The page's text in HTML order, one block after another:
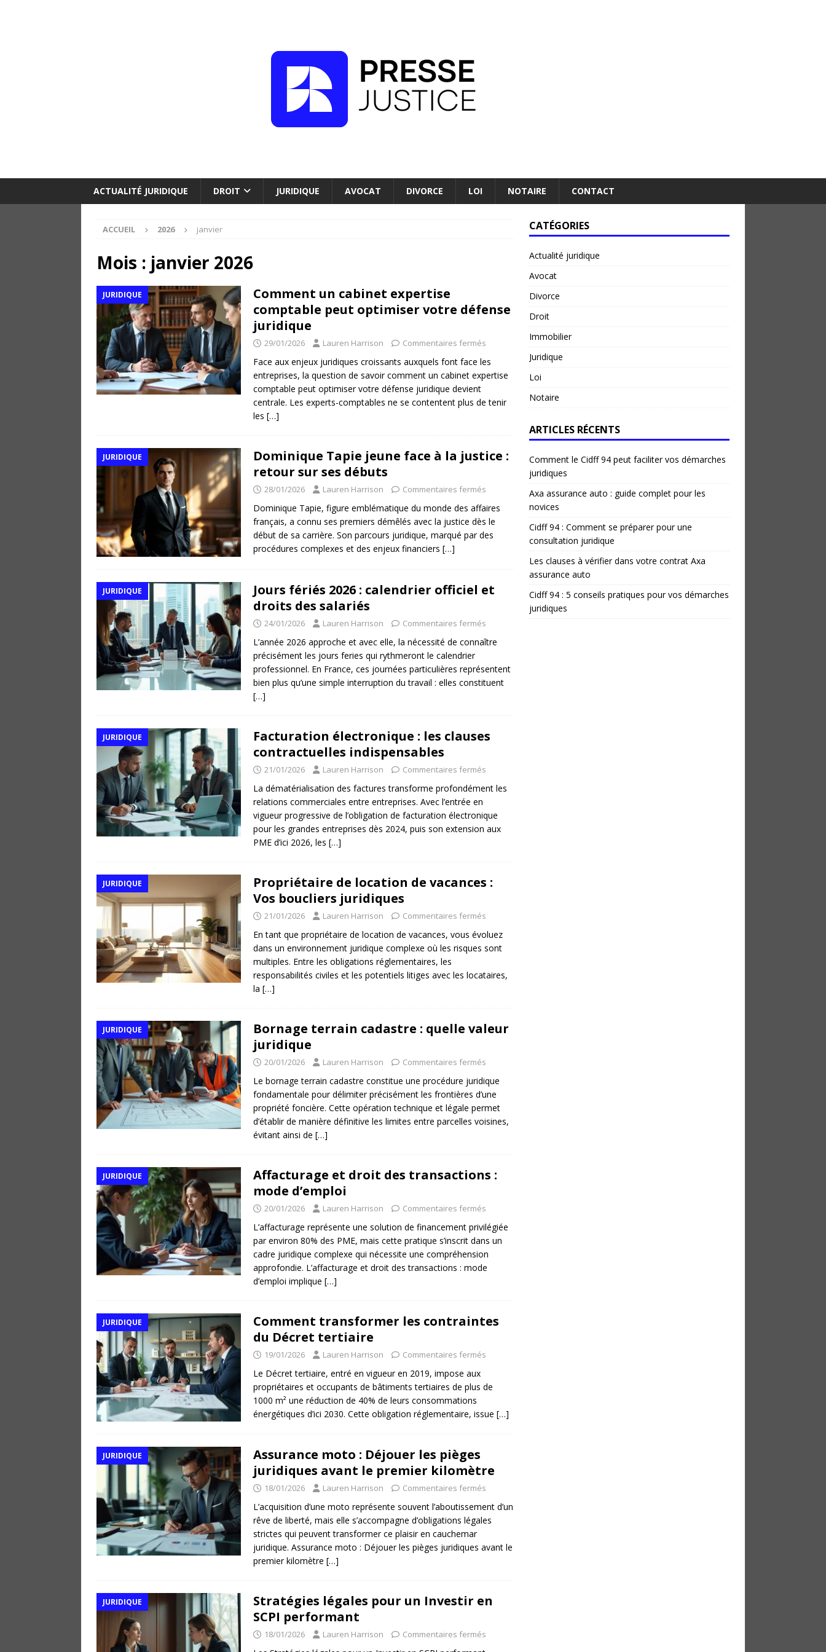
ACTUALITÉ JURIDIQUE DROIT JURIDIQUE AVOCAT DIVORCE LOI NOTAIRE CONTACT
ACCUEIL 2026 janvier
Mois : janvier 2026
JURIDIQUE
Comment un cabinet expertise
comptable peut optimiser votre défense
juridique
29/01/2026 Lauren Harrison Commentaires fermés
Face aux enjeux juridiques croissants auxquels font face les
entreprises, la question de savoir comment un cabinet expertise
comptable peut optimiser votre défense juridique devient
centrale. Les experts-comptables ne se contentent plus de tenir
les […]
JURIDIQUE
Dominique Tapie jeune face à la justice :
retour sur ses débuts
28/01/2026 Lauren Harrison Commentaires fermés
Dominique Tapie, figure emblématique du monde des affaires
français, a connu ses premiers démêlés avec la justice dès le
début de sa carrière. Son parcours juridique, marqué par des
procédures complexes et des enjeux financiers […]
JURIDIQUE
Jours fériés 2026 : calendrier officiel et
droits des salariés
24/01/2026 Lauren Harrison Commentaires fermés
L’année 2026 approche et avec elle, la nécessité de connaître
précisément les jours feries qui rythmeront le calendrier
professionnel. En France, ces journées particulières représentent
bien plus qu’une simple interruption du travail : elles constituent
[…]
JURIDIQUE
Facturation électronique : les clauses
contractuelles indispensables
21/01/2026 Lauren Harrison Commentaires fermés
La dématérialisation des factures transforme profondément les
relations commerciales entre entreprises. Avec l’entrée en
vigueur progressive de l’obligation de facturation électronique
pour les grandes entreprises dès 2024, puis son extension aux
PME d’ici 2026, les […]
JURIDIQUE
Propriétaire de location de vacances :
Vos boucliers juridiques
21/01/2026 Lauren Harrison Commentaires fermés
En tant que propriétaire de location de vacances, vous évoluez
dans un environnement juridique complexe où les risques sont
multiples. Entre les obligations réglementaires, les
responsabilités civiles et les potentiels litiges avec les locataires,
la […]
JURIDIQUE
Bornage terrain cadastre : quelle valeur
juridique
20/01/2026 Lauren Harrison Commentaires fermés
Le bornage terrain cadastre constitue une procédure juridique
fondamentale pour délimiter précisément les frontières d’une
propriété foncière. Cette opération technique et légale permet
d’établir de manière définitive les limites entre parcelles voisines,
évitant ainsi de […]
JURIDIQUE
Affacturage et droit des transactions :
mode d’emploi
20/01/2026 Lauren Harrison Commentaires fermés
L’affacturage représente une solution de financement privilégiée
par environ 80% des PME, mais cette pratique s’inscrit dans un
cadre juridique complexe qui nécessite une compréhension
approfondie. L’affacturage et droit des transactions : mode
d’emploi implique […]
JURIDIQUE
Comment transformer les contraintes
du Décret tertiaire
19/01/2026 Lauren Harrison Commentaires fermés
Le Décret tertiaire, entré en vigueur en 2019, impose aux
propriétaires et occupants de bâtiments tertiaires de plus de
1000 m² une réduction de 40% de leurs consommations
énergétiques d’ici 2030. Cette obligation réglementaire, issue […]
JURIDIQUE
Assurance moto : Déjouer les pièges
juridiques avant le premier kilomètre
18/01/2026 Lauren Harrison Commentaires fermés
L’acquisition d’une moto représente souvent l’aboutissement d’un
rêve de liberté, mais elle s’accompagne d’obligations légales
strictes qui peuvent transformer ce plaisir en cauchemar
juridique. Assurance moto : Déjouer les pièges juridiques avant le
premier kilomètre […]
JURIDIQUE
Stratégies légales pour un Investir en
SCPI performant
18/01/2026 Lauren Harrison Commentaires fermés
CATÉGORIES
Actualité juridique
Avocat
Divorce
Droit
Immobilier
Juridique
Loi
Notaire
ARTICLES RÉCENTS
Comment le Cidff 94 peut faciliter vos démarches
juridiques
Axa assurance auto : guide complet pour les
novices
Cidff 94 : Comment se préparer pour une
consultation juridique
Les clauses à vérifier dans votre contrat Axa
assurance auto
Cidff 94 : 5 conseils pratiques pour vos démarches
juridiques